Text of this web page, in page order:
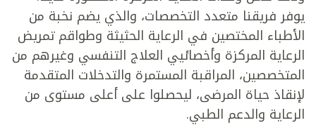
يوفر فريقنا متعدد التخصصات، والذي يضم نخبة من
الأطباء المختصين في الرعاية الحثيثة وطواقم تمريض
الرعاية المركزة وأخصائيي العلاج التنفسي وغيرهم من
المتخصصين، المراقبة المستمرة والتدخلات المتقدمة
لإنقاذ حياة المرضى، ليحصلوا على أعلى مستوى من
الرعاية والدعم الطبي.